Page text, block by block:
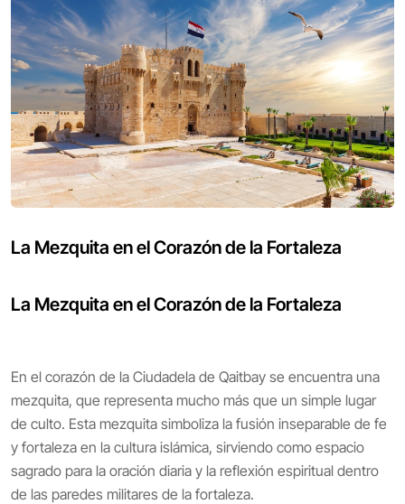
La Mezquita en el Corazón de la Fortaleza
La Mezquita en el Corazón de la Fortaleza
En el corazón de la Ciudadela de Qaitbay se encuentra una
mezquita, que representa mucho más que un simple lugar
de culto. Esta mezquita simboliza la fusión inseparable de fe
y fortaleza en la cultura islámica, sirviendo como espacio
sagrado para la oración diaria y la reflexión espiritual dentro
de las paredes militares de la fortaleza.